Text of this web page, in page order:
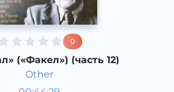
0
(«Факел») (часть 12)
Other
литература